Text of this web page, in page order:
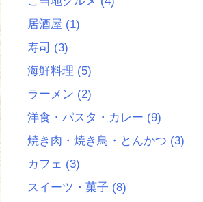
居酒屋 (1)
寿司 (3)
海鮮料理 (5)
ラーメン (2)
洋食・パスタ・カレー (9)
焼き肉・焼き鳥・とんかつ (3)
カフェ (3)
スイーツ・菓子 (8)